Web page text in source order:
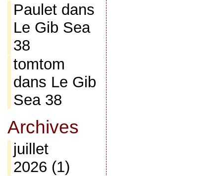
Pauletdans
Le Gib Sea
38
tomtom
dans Le Gib
Sea 38
Archives
juillet
2026 (1)